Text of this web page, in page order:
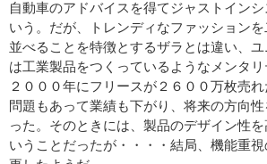
自動車のアドバイスを得てジャストイン
いう。だが、トレンディなファッション
並べることを特徴とするザラとは違い、
は工業製品をつくっているようなメンタリ
２０００年にフリースが２６００万枚売
問題もあって業績も下がり、将来の方向
った。そのときには、製品のデザイン性
いうことだったが・・・・結局、機能重